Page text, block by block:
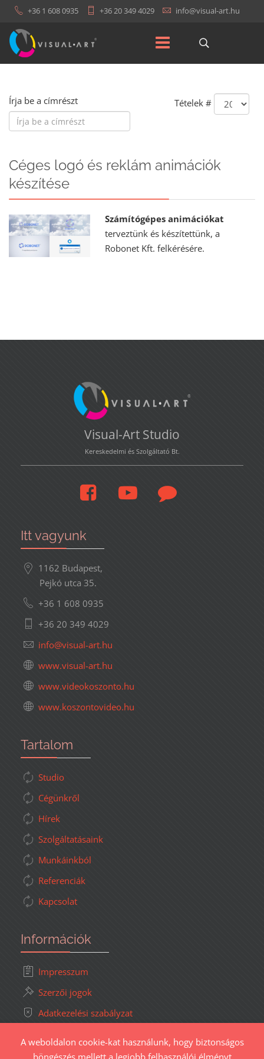
+36 1 608 0935 +36 20 349 4029
Írja be a címrészt Tételek #
Céges logó és reklám animációk
készítése
Számítógépes animációkat
terveztünk és készítettünk, a
Robonet Kft. felkérésére.
Visual-Art Studio
Kereskedelmi és Szolgáltató Bt.
Itt vagyunk
1162 Budapest,
Pejkó utca 35.
+36 1 608 0935
+36 20 349 4029
www.visual-art.hu
www.videokoszonto.hu
www.koszontovideo.hu
Tartalom
Studio
Cégünkről
Hírek
Szolgáltatásaink
Munkáinkból
Referenciák
Kapcsolat
Információk
Impresszum
Szerzői jogok
Adatkezelési szabályzat
Oldaltérkép
A weboldalon cookie-kat használunk, hogy biztonságos
böngészés mellett a legjobb felhasználói élményt